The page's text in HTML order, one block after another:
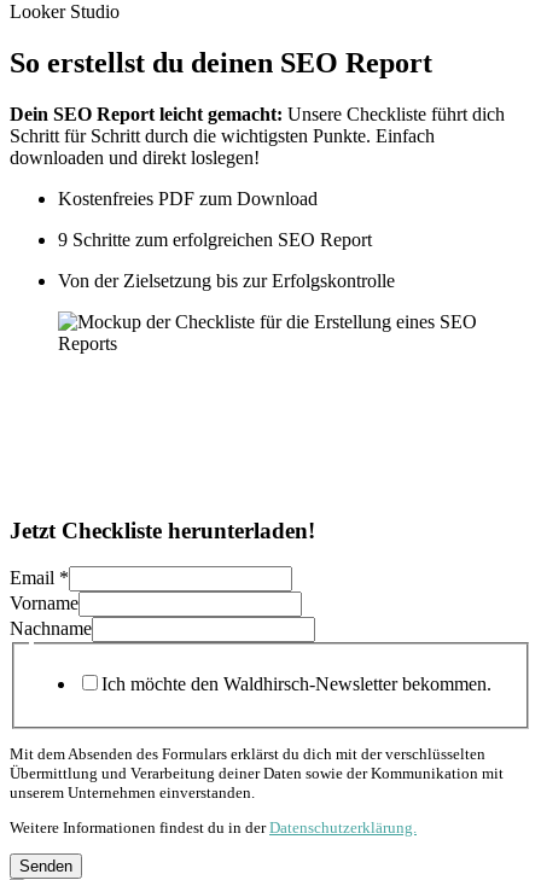
Looker Studio
So erstellst du deinen SEO Report
Dein SEO Report leicht gemacht: Unsere Checkliste führt dich
Schritt für Schritt durch die wichtigsten Punkte. Einfach
downloaden und direkt loslegen!
Kostenfreies PDF zum Download
9 Schritte zum erfolgreichen SEO Report
Von der Zielsetzung bis zur Erfolgskontrolle
Jetzt Checkliste herunterladen!
Email *
Vorname
Nachname
Ich möchte den Waldhirsch-Newsletter bekommen.
Mit dem Absenden des Formulars erklärst du dich mit der verschlüsselten
Übermittlung und Verarbeitung deiner Daten sowie der Kommunikation mit
unserem Unternehmen einverstanden.
Weitere Informationen findest du in derDatenschutzerklärung.
Senden